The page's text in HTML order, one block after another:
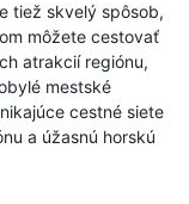
tiež skvelý spôsob,
môžete cestovať
atrakcií regiónu,
mestské
cestné siete
a úžasnú horskú